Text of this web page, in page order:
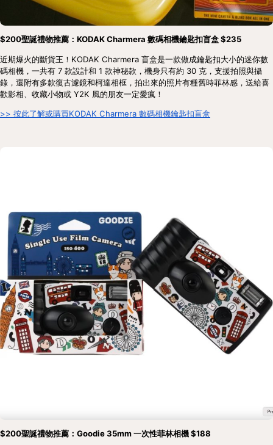
$200聖誕禮物推薦：KODAK Charmera 數碼相機鑰匙扣盲盒 $235
近期爆火的斷貨王！KODAK Charmera 盲盒是一款做成鑰匙扣大小的迷你數
碼相機，一共有 7 款設計和 1 款神秘款，機身只有約 30 克，支援拍照與攝
錄，還附有多款復古濾鏡和柯達相框，拍出來的照片有種舊時菲林感，送給喜
歡影相、收藏小物或 Y2K 風的朋友一定愛瘋！
>> 按此了解或購買KODAK Charmera 數碼相機鑰匙扣盲盒
$200聖誕禮物推薦：Goodie 35mm 一次性菲林相機 $188